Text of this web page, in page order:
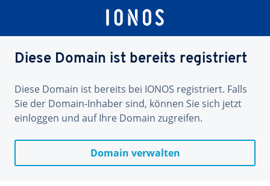
Diese Domain ist bereits registriert
Diese Domain ist bereits bei IONOS registriert. Falls
Sie der Domain-Inhaber sind, können Sie sich jetzt
einloggen und auf Ihre Domain zugreifen.
Domain verwalten